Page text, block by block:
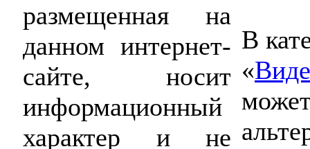
размещенная на
данном интернет-
сайте, носит
информационный
характер и не
В
«